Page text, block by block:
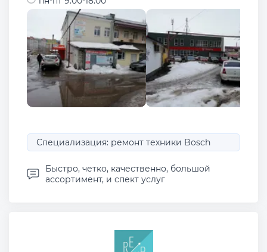
Специализация: ремонт техники Bosch
Быстро, четко, качественно, большой
ассортимент, и спект услуг